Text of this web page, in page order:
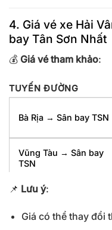
4. Giá vé xe Hải
bay Tân Sơn Nhất
💰 Giá vé tham khảo:
TUYẾN ĐƯỜNG
Bà Rịa → Sân bay TSN
Vũng Tàu → Sân bay
TSN
📌 Lưu ý:
Giá có thể thay đổi